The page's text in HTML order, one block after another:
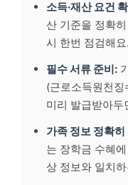
소득·재산 요건
산 기준을 정확
시 한번 점검해요.
필수 서류 준비:
(근로소득원천
미리 발급받아두
가족 정보 정확히
는 장학금 수혜
상 정보와 일치